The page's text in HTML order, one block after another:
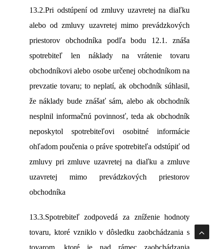
13.2.Pri odstúpení od zmluvy uzavretej na diaľku
alebo od zmluvy uzavretej mimo prevádzkových
priestorov obchodníka podľa bodu 12.1. znáša
spotrebiteľ len náklady na vrátenie tovaru
obchodníkovi alebo osobe určenej obchodníkom na
prevzatie tovaru; to neplatí, ak obchodník súhlasil,
že náklady bude znášať sám, alebo ak obchodník
nesplnil informačnú povinnosť, teda ak obchodník
neposkytol spotrebiteľovi osobitné informácie
ohľadom poučenia o práve spotrebiteľa odstúpiť od
zmluvy pri zmluve uzavretej na diaľku a zmluve
uzavretej mimo prevádzkových priestorov
obchodníka
13.3.Spotrebiteľ zodpovedá za zníženie hodnoty
tovaru, ktoré vzniklo v dôsledku zaobchádzania s
tovarom, ktoré je nad rámec zaobchádzania